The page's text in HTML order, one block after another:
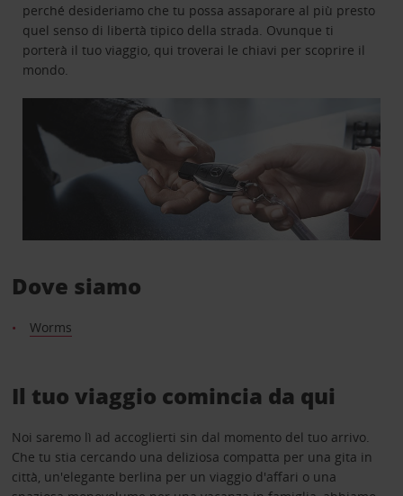
perché desideriamo che tu possa assaporare al più presto
quel senso di libertà tipico della strada. Ovunque ti
porterà il tuo viaggio, qui troverai le chiavi per scoprire il
mondo.
Dove siamo
Worms
Il tuo viaggio comincia da qui
Noi saremo lì ad accoglierti sin dal momento del tuo arrivo.
Che tu stia cercando una deliziosa compatta per una gita in
città, un'elegante berlina per un viaggio d'affari o una